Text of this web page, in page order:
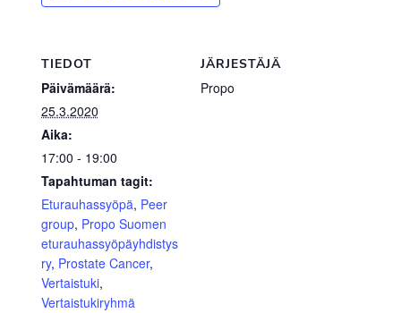
TIEDOT
Päivämäärä:
25.3.2020
Aika:
17:00 - 19:00
Tapahtuman tagit:
Eturauhassyöpä, Peer
group, Propo Suomen
eturauhassyöpäyhdistys
ry, Prostate Cancer,
Vertaistuki,
Vertaistukiryhmä
JÄRJESTÄJÄ
Propo